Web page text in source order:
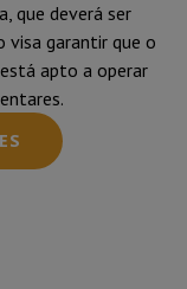
que deverá ser
visa garantir que o
apto a operar